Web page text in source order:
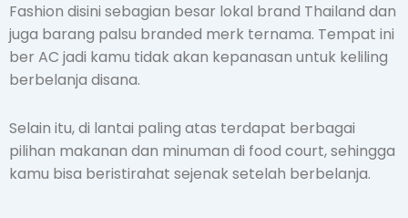
Fashion disini sebagian besar lokal brand Thailand dan
juga barang palsu branded merk ternama. Tempat ini
ber AC jadi kamu tidak akan kepanasan untuk keliling
berbelanja disana.
Selain itu, di lantai paling atas terdapat berbagai
pilihan makanan dan minuman di food court, sehingga
kamu bisa beristirahat sejenak setelah berbelanja.